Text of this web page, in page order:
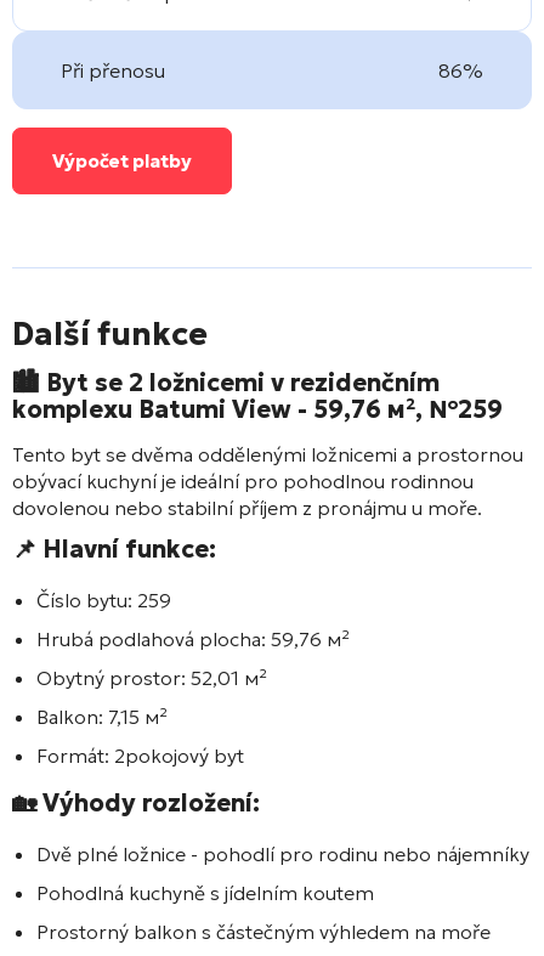
Při přenosu 86%
Výpočet platby
Další funkce
🏙 Byt se 2 ložnicemi v rezidenčním
komplexu Batumi View - 59,76 м², №259
Tento byt se dvěma oddělenými ložnicemi a prostornou
obývací kuchyní je ideální pro pohodlnou rodinnou
dovolenou nebo stabilní příjem z pronájmu u moře.
📌 Hlavní funkce:
Číslo bytu: 259
Hrubá podlahová plocha: 59,76 м²
Obytný prostor: 52,01 м²
Balkon: 7,15 м²
Formát: 2pokojový byt
🏡 Výhody rozložení:
Dvě plné ložnice - pohodlí pro rodinu nebo nájemníky
Pohodlná kuchyně s jídelním koutem
Prostorný balkon s částečným výhledem na moře